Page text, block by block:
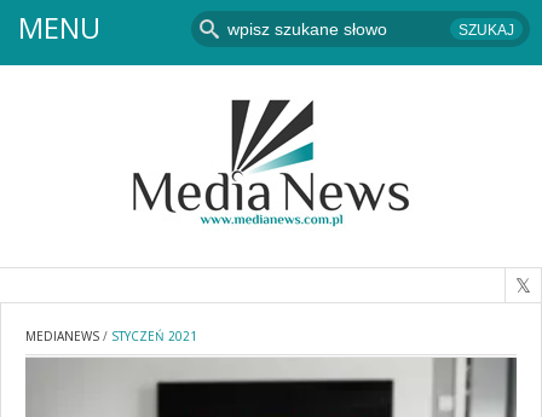
MENU
MEDIANEWS / STYCZEŃ 2021